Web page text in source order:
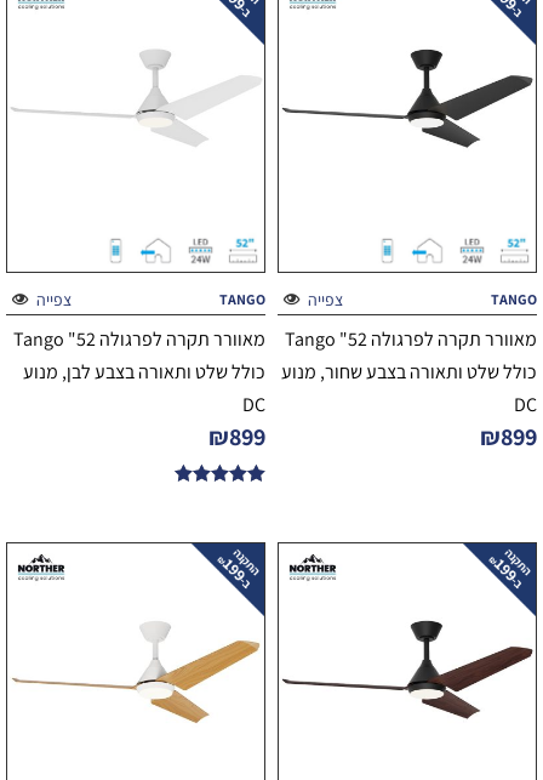
צפייה TANGO
מאוורר תקרה לפרגולה 52" Tango
כולל שלט ותאורה בצבע שחור, מנוע
DC
₪899
צפייה TANGO
מאוורר תקרה לפרגולה 52" Tango
כולל שלט ותאורה בצבע לבן, מנוע
DC
₪899